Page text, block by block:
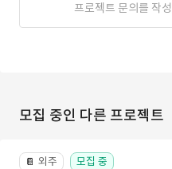
프로젝트 문의를 작
모집 중인 다른 프로젝트
📔 외주 모집 중